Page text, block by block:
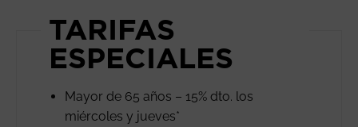
TARIFAS
ESPECIALES
Mayor de 65 años – 15% dto. los
miércoles y jueves*